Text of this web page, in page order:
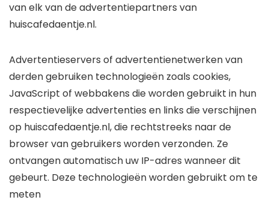
van elk van de advertentiepartners van
huiscafedaentje.nl.
Advertentieservers of advertentienetwerken van
derden gebruiken technologieën zoals cookies,
JavaScript of webbakens die worden gebruikt in hun
respectievelijke advertenties en links die verschijnen
op huiscafedaentje.nl, die rechtstreeks naar de
browser van gebruikers worden verzonden. Ze
ontvangen automatisch uw IP-adres wanneer dit
gebeurt. Deze technologieën worden gebruikt om te
meten